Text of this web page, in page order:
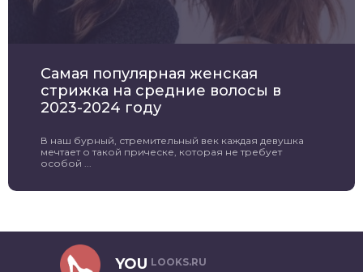
Самая популярная женская
стрижка на средние волосы в
2023-2024 году
В наш бурный, стремительный век каждая девушка
мечтает о такой прическе, которая не требует
особой ...
YOU LOOKS.RU